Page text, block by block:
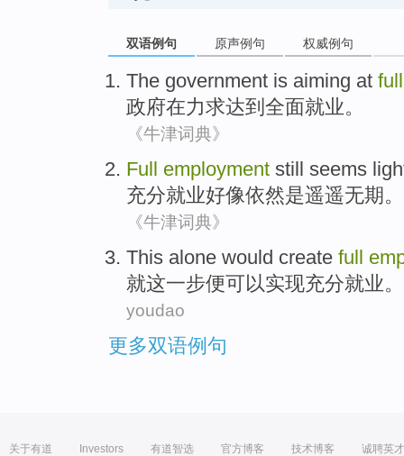
双语例句 原声例句 权威例句
The government is aiming at full
政府在力求达到 全面就业。
《牛津词典》
Full employment still seems
充分就业好像依然是遥遥无期。
《牛津词典》
This alone would create full
就这一步便可以实现充分就业。
youdao
更多双语例句
关于有道 Investors 有道智选 官方博客 技术博客 诚聘英才